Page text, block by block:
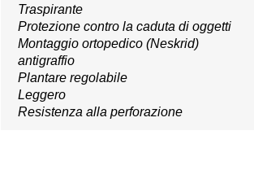
Traspirante
Protezione contro la caduta di oggetti
Montaggio ortopedico (Neskrid)
antigraffio
Plantare regolabile
Leggero
Resistenza alla perforazione